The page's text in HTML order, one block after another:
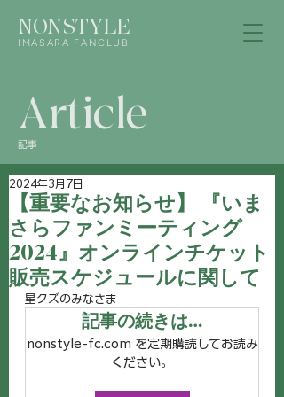
NONSTYLE
IMASARA FANCLUB
Article
記事
【重要なお知らせ】 『いま
さらファンミーティング
2024』オンラインチケット
販売スケジュールに関して
2024年3月7日
星クズのみなさま
記事の続きは…
nonstyle-fc.com を定期購読してお読み
ください。